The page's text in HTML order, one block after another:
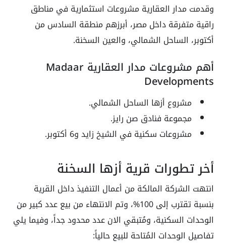
وقدمت مدار العقارية مشروعات استثمارية في مناطق
راقية متفرقة داخل مصر، أبرزهم منطقة السادس من
أكتوبر، الساحل الشمالي، والعين السخنة.
أهم مشروعات مدار العقارية Madaar
Developments
مشروع أزها الساحل الشمالي.
مجموعة فنادق صن رايز.
مشروعات سكنية في الشيخ زايد و6 أكتوبر.
أخر تطورات قرية أزها السخنة
انتهت الشركة المالكة من أعمال التنفيذ داخل القرية
بنسبة تقترب إلى 100%، وتم الانتهاء من بيع عدد كبير من
الوحدات السكنية، ومُتبقي الان عدد محدود جداً، وفيما يلي
تفاصيل الوحدات المُتاحة للبيع حالياً: